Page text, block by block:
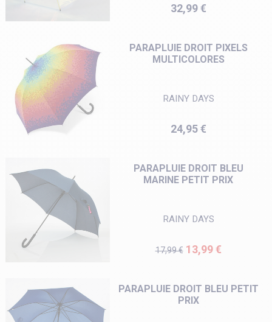
Prix
32,99 €
PARAPLUIE DROIT PIXELS
MULTICOLORES
RAINY DAYS
Prix
24,95 €
PARAPLUIE DROIT BLEU
MARINE PETIT PRIX
RAINY DAYS
Prix de base
17,99 € Prix
13,99 €
PARAPLUIE DROIT BLEU PETIT
PRIX